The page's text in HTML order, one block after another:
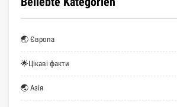
🌏 Європа
🌟Цікаві факти
🌏 Азія